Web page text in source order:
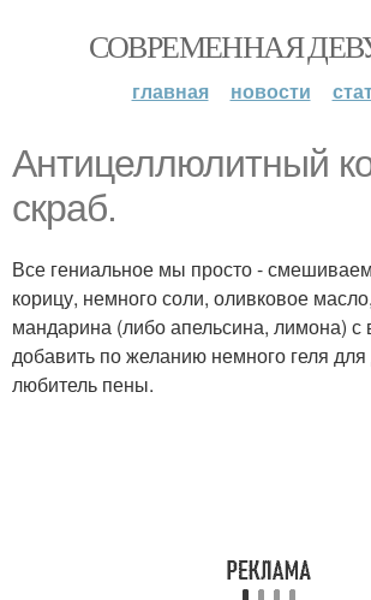
СОВРЕМЕННАЯ
главная новости
Антицеллюлитный
скраб.
Все гениальное мы просто -
корицу, немного соли, оливковое
мандарина (либо апельсина, лимона)
добавить по желанию немного геля
любитель пены.